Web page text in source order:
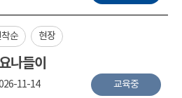
착순 현장
나들이
11-14 교육중